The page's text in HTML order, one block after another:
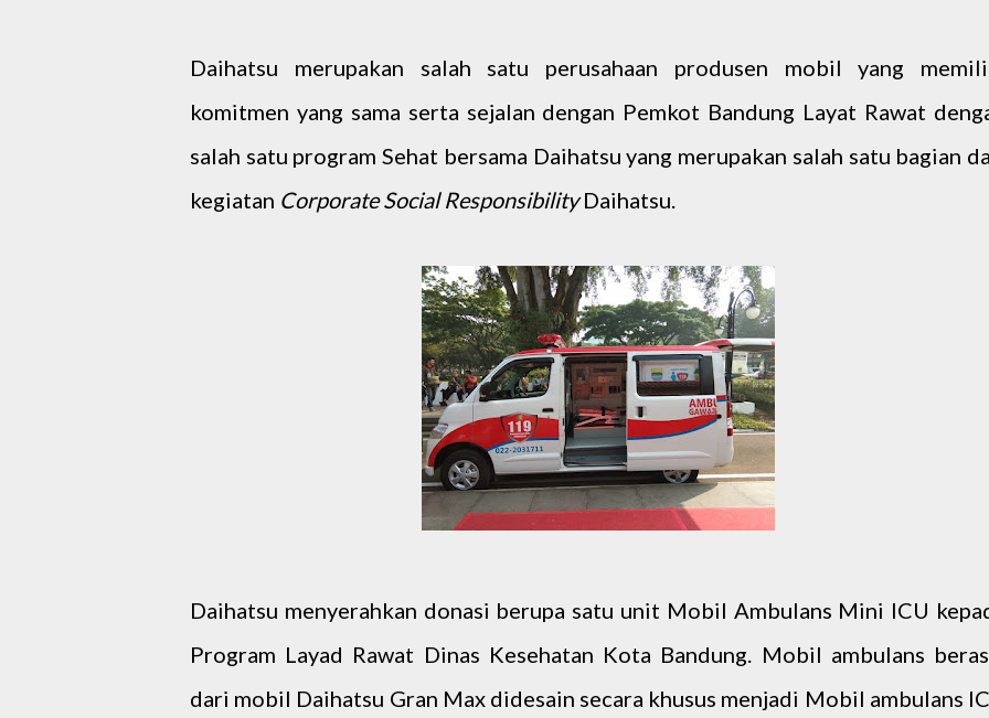
Daihatsu merupakan salah satu perusahaan produsen mobil yang
komitmen yang sama serta sejalan dengan Pemkot Bandung Layat Rawat
salah satu program Sehat bersama Daihatsu yang merupakan salah satu bagian
kegiatan Corporate Social ResponsibilityDaihatsu.
Daihatsu menyerahkan donasi berupa satu unit Mobil Ambulans Mini ICU
Program Layad Rawat Dinas Kesehatan Kota Bandung. Mobil ambulans
dari mobil Daihatsu Gran Max didesain secara khusus menjadi Mobil ambulans